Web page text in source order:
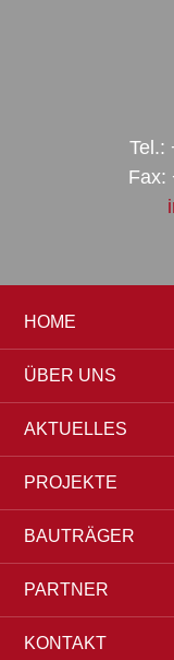
Tel.:
Fax:
HOME
ÜBER UNS
AKTUELLES
PROJEKTE
BAUTRÄGER
PARTNER
KONTAKT